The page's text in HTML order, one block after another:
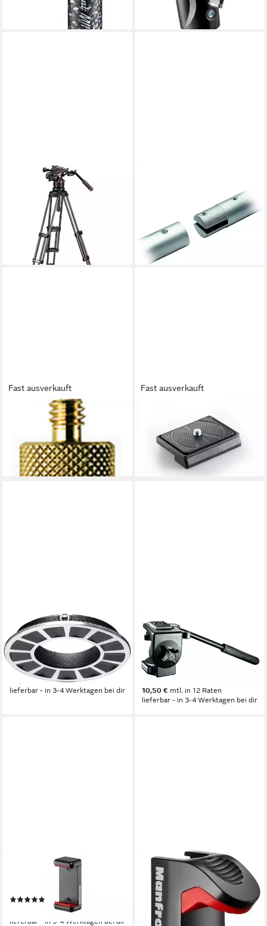
mtl. in 12 Raten
lieferbar - in 3-4 Werktagen bei dir
MANFROTTO
Nitrotech 612 Carbon Video-
Stativ mit Bodenspinne
Stativhalterung
1.269,00 €
mtl. in 48 Raten
lieferbar - in 3-4 Werktagen bei dir
lieferbar - in 3-4 Werktagen bei dir
Fast ausverkauft
MANFROTTO
015 Adapter 1/4" Aussen
3/8" Innen Stativhalterung
6,49 €
lieferbar - in 3-4 Werktagen bei dir
Fast ausverkauft
Schnellwechselplatte 200LT-
PL Stativhalterung
25,00 €
lieferbar - in 3-4 Werktagen bei dir
MANFROTTO
Xchange 60mm
Flachbasisadapter
Stativhalterung
19,99 €
lieferbar - in 3-4 Werktagen bei dir
MANFROTTO
128RC Micro Fluid Video-
Neiger mit 200PL
Stativhalterung
115,00 €
10,50 € mtl. in 12 Raten
lieferbar - in 3-4 Werktagen bei dir
MANFROTTO
MCLAMP Smartphone
Halterung Stativhalterung
(1)
lieferbar - in 3-4 Werktagen bei dir
MANFROTTO
MCPIXI PIXI Smartphone-
Klemme Stativhalterung
15,49 €
lieferbar - in 3-4 Werktagen bei dir